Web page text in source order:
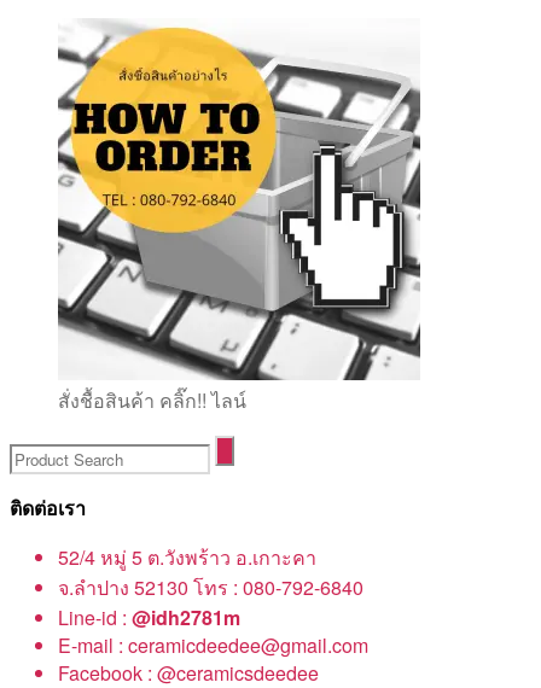
สั่งชื้อสินค้า คลิ๊ก!! ไลน์
ติดต่อเรา
52/4 หมู่ 5 ต.วังพร้าว อ.เกาะคา
จ.ลำปาง 52130 โทร : 080-792-6840
Line-id : @idh2781m
E-mail : ceramicdeedee@gmail.com
Facebook : @ceramicsdeedee